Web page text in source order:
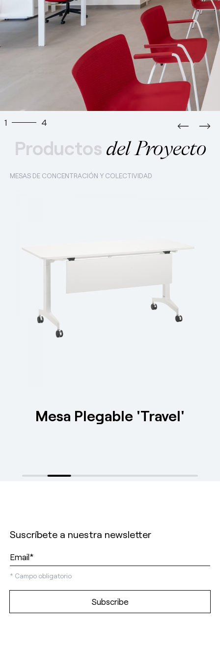
1 4
Productos del Proyecto
MESAS DE CONCENTRACIÓN Y COLECTIVIDAD
Mesa Plegable 'Travel'
Suscríbete a nuestra newsletter
* Campo obligatorio